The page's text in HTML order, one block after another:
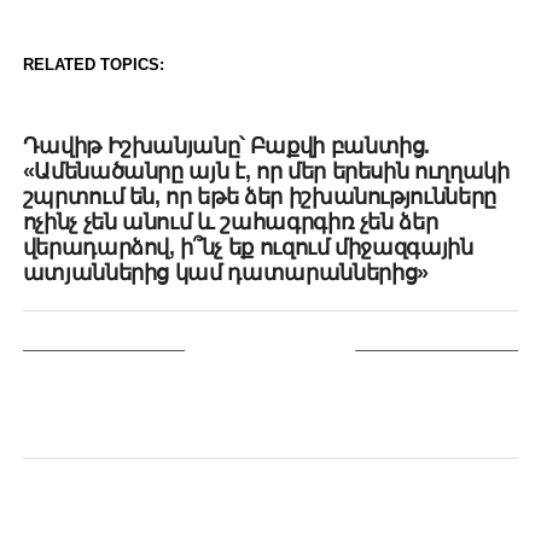
RELATED TOPICS:
Դավիթ Իշխանյանը՝ Բաքվի բանտից.
«Ամենածանրը այն է, որ մեր երեսին ուղղակի
շպրտում են, որ եթե ձեր իշխանությունները
ոչինչ չեն անում և շահագրգիռ չեն ձեր
վերադարձով, ի՞նչ եք ուզում միջազգային
ատյաններից կամ դատարաններից»